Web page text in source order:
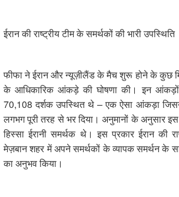
ईरान की राष्ट्रीय टीम के समर्थकों की भारी उपस्थिति
फीफा ने ईरान और न्यूज़ीलैंड के मैच शुरू होने के कुछ
के आधिकारिक आंकड़े की घोषणा की। इन
70,108 दर्शक उपस्थित थे – एक ऐसा आंकड़ा
लगभग पूरी तरह से भर दिया। अनुमानों के अनुसार
हिस्सा ईरानी समर्थक थे। इस प्रकार ईरान की
मेज़बान शहर में अपने समर्थकों के व्यापक समर्थन के
का अनुभव किया।